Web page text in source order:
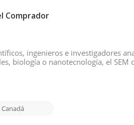
Comprador
ingenieros e investigadores
biología o nanotecnología, el SEM